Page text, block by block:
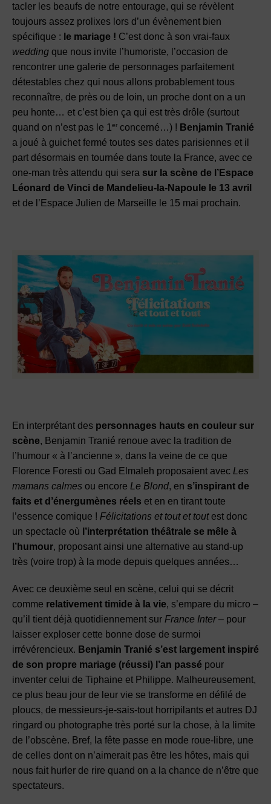
tacler les beaufs de notre entourage, qui se révèlent
toujours assez prolixes lors d’un évènement bien
spécifique : le mariage ! C’est donc à son vrai-faux
wedding que nous invite l’humoriste, l’occasion de
rencontrer une galerie de personnages parfaitement
détestables chez qui nous allons probablement tous
reconnaître, de près ou de loin, un proche dont on a un
peu honte… et c’est bien ça qui est très drôle (surtout
quand on n’est pas le 1 er concerné…) ! Benjamin Tranié
a joué à guichet fermé toutes ses dates parisiennes et il
part désormais en tournée dans toute la France, avec ce
one-man très attendu qui sera sur la scène de l’Espace
Léonard de Vinci de Mandelieu-la-Napoule le 13 avril
et de l’Espace Julien de Marseille le 15 mai prochain.
En interprétant des personnages hauts en couleur sur
scène, Benjamin Tranié renoue avec la tradition de
l’humour « à l’ancienne », dans la veine de ce que
Florence Foresti ou Gad Elmaleh proposaient avec Les
mamans calmes ou encore Le Blond, en s’inspirant de
faits et d’énergumènes réels et en en tirant toute
l’essence comique ! Félicitations et tout et tout est donc
un spectacle où l’interprétation théâtrale se mêle à
l’humour, proposant ainsi une alternative au stand-up
très (voire trop) à la mode depuis quelques années…
Avec ce deuxième seul en scène, celui qui se décrit
comme relativement timide à la vie, s’empare du micro –
qu’il tient déjà quotidiennement sur France Inter– pour
laisser exploser cette bonne dose de surmoi
irrévérencieux. Benjamin Tranié s’est largement inspiré
de son propre mariage (réussi) l’an passé pour
inventer celui de Tiphaine et Philippe. Malheureusement,
ce plus beau jour de leur vie se transforme en défilé de
ploucs, de messieurs-je-sais-tout horripilants et autres DJ
ringard ou photographe très porté sur la chose, à la limite
de l’obscène. Bref, la fête passe en mode roue-libre, une
de celles dont on n’aimerait pas être les hôtes, mais qui
nous fait hurler de rire quand on a la chance de n’être que
spectateurs.